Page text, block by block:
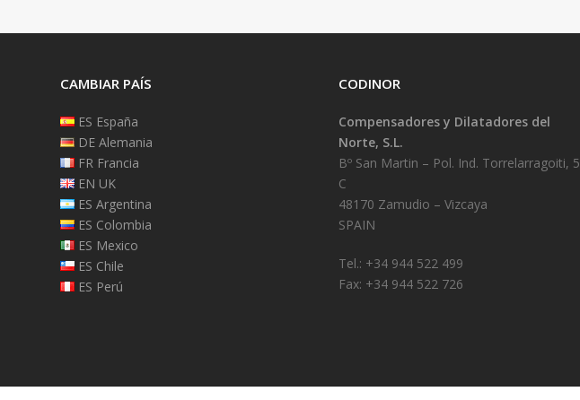
CAMBIAR PAÍS
ES España
DE Alemania
FR Francia
EN UK
ES Argentina
ES Colombia
ES Mexico
ES Chile
ES Perú
CODINOR
Compensadores y Dilatadores del
Norte, S.L.
Bº San Martin – Pol. Ind. Torrelarragoiti, 5
C
48170 Zamudio – Vizcaya
SPAIN
Tel.: +34 944 522 499
Fax: +34 944 522 726